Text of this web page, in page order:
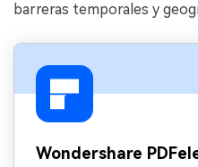
barreras temporales y
Wondershare